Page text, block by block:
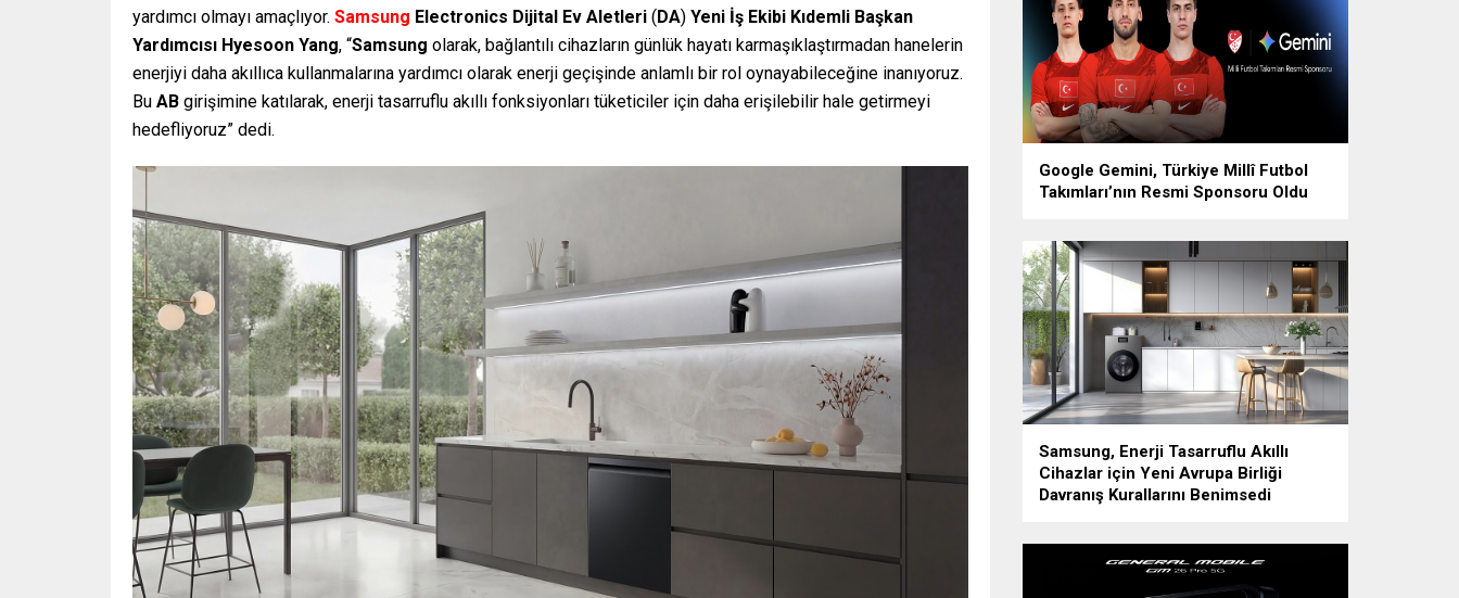
yardımcı olmayı amaçlıyor. Samsung Electronics Dijital Ev Aletleri (DA) Yeni İş Ekibi Kıdemli Başkan
Yardımcısı Hyesoon Yang, “Samsung olarak, bağlantılı cihazların günlük hayatı karmaşıklaştırmadan hanelerin
enerjiyi daha akıllıca kullanmalarına yardımcı olarak enerji geçişinde anlamlı bir rol oynayabileceğine inanıyoruz.
Bu AB girişimine katılarak, enerji tasarruflu akıllı fonksiyonları tüketiciler için daha erişilebilir hale getirmeyi
hedefliyoruz” dedi.
Google Gemini, Türkiye Millî Futbol
Takımları’nın Resmi Sponsoru Oldu
Samsung, Enerji Tasarruflu Akıllı
Cihazlar için Yeni Avrupa Birliği
Davranış Kurallarını Benimsedi